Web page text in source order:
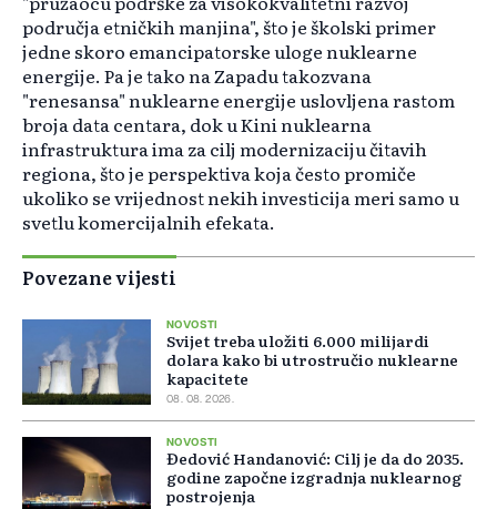
područja etničkih manjina", što je školski primer
jedne skoro emancipatorske uloge nuklearne
energije. Pa je tako na Zapadu takozvana
"renesansa" nuklearne energije uslovljena rastom
broja data centara, dok u Kini nuklearna
infrastruktura ima za cilj modernizaciju čitavih
regiona, što je perspektiva koja često promiče
ukoliko se vrijednost nekih investicija meri samo u
svetlu komercijalnih efekata.
Povezane vijesti
NOVOSTI
Svijet treba uložiti 6.000 milijardi
dolara kako bi utrostručio nuklearne
kapacitete
08. 08. 2026.
NOVOSTI
Đedović Handanović: Cilj je da do 2035.
godine započne izgradnja nuklearnog
postrojenja